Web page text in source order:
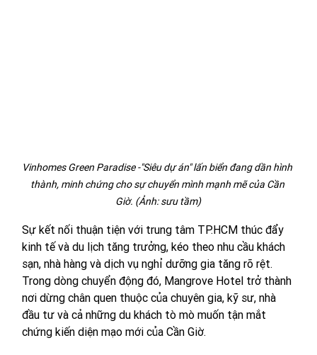
Vinhomes Green Paradise -"Siêu dự án" lấn biển đang dần hình
thành, minh chứng cho sự chuyển mình mạnh mẽ của Cần
Giờ. (Ảnh: sưu tầm)
Sự kết nối thuận tiện với trung tâm TP.HCM thúc đẩy
kinh tế và du lịch tăng trưởng, kéo theo nhu cầu khách
sạn, nhà hàng và dịch vụ nghỉ dưỡng gia tăng rõ rệt.
Trong dòng chuyển động đó, Mangrove Hotel trở thành
nơi dừng chân quen thuộc của chuyên gia, kỹ sư, nhà
đầu tư và cả những du khách tò mò muốn tận mắt
chứng kiến diện mạo mới của Cần Giờ.